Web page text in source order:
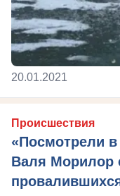
20.01.2021
Происшествия
«Посмотрели в
Валя Морилор